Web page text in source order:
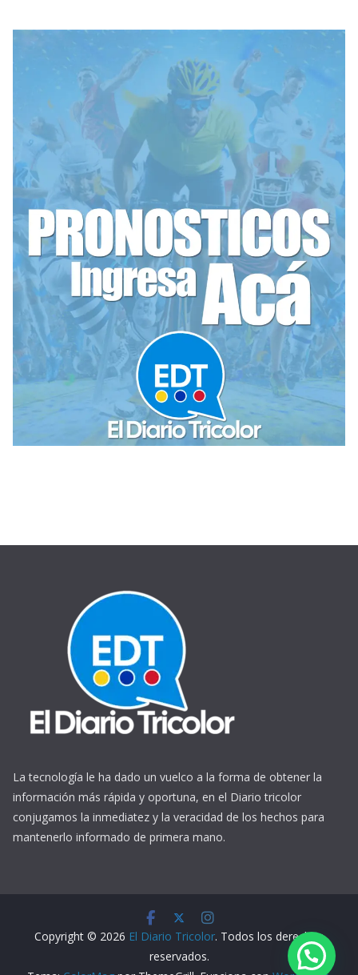
La tecnología le ha dado un vuelco a la forma de obtener la
información más rápida y oportuna, en el Diario tricolor
conjugamos la inmediatez y la veracidad de los hechos para
mantenerlo informado de primera mano.
Copyright © 2026 El Diario Tricolor. Todos los derechos
reservados.